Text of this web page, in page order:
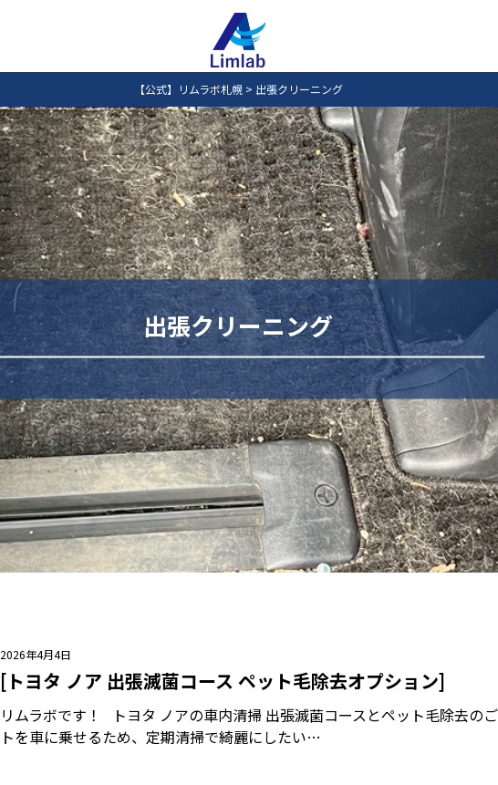
【公式】リムラボ札幌> 出張クリーニング
出張クリーニング
2026年4月4日
[トヨタ ノア 出張滅菌コース ペット毛除去オプション]
リムラボです！ トヨタ ノアの車内清掃 出張滅菌コースとペット毛除去
トを車に乗せるため、定期清掃で綺麗にしたい…